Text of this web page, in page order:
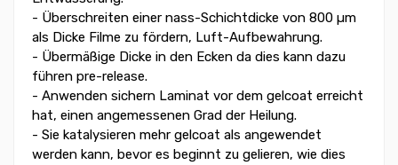
- Überschreiten einer nass-Schichtdicke von 800 µm
als Dicke Filme zu fördern, Luft-Aufbewahrung.
- Übermäßige Dicke in den Ecken da dies kann dazu
führen pre-release.
- Anwenden sichern Laminat vor dem gelcoat erreicht
hat, einen angemessenen Grad der Heilung.
- Sie katalysieren mehr gelcoat als angewendet
werden kann, bevor es beginnt zu gelieren, wie dies